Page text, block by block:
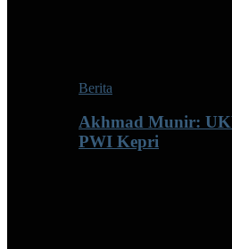
Berita
Akhmad Munir:
PWI Kepri